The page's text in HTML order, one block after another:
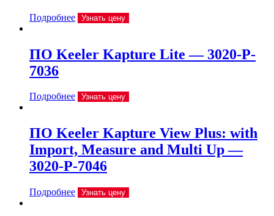
Подробнее Узнать цену
ПО Keeler Kapture Lite — 3020-P-
7036
Подробнее Узнать цену
ПО Keeler Kapture View Plus: with
Import, Measure and Multi Up —
3020-P-7046
Подробнее Узнать цену